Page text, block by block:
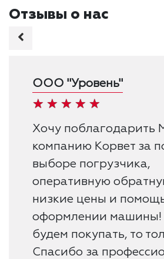
Отзывы о нас
ООО "Уровень"
Хочу поблагодарить
компанию Корвет за
выборе погрузчика,
оперативную
низкие цены и
оформлении машины!
будем покупать, то
Спасибо за